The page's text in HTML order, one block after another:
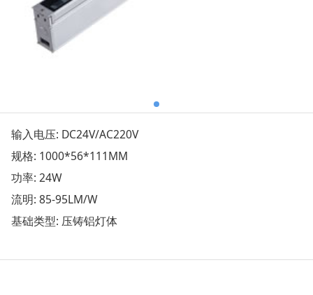
输入电压: DC24V/AC220V
规格: 1000*56*111MM
功率: 24W
流明: 85-95LM/W
基础类型: 压铸铝灯体